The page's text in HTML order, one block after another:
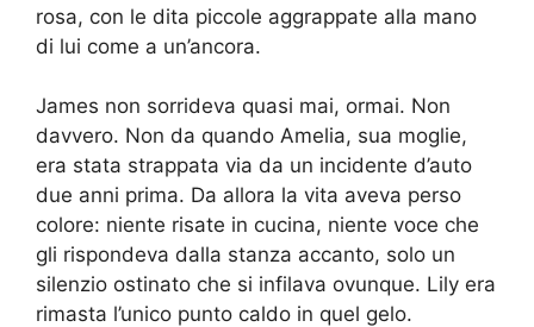
rosa, con le dita piccole aggrappate alla mano
di lui come a un’ancora.
James non sorrideva quasi mai, ormai. Non
davvero. Non da quando Amelia, sua moglie,
era stata strappata via da un incidente d’auto
due anni prima. Da allora la vita aveva perso
colore: niente risate in cucina, niente voce che
gli rispondeva dalla stanza accanto, solo un
silenzio ostinato che si infilava ovunque. Lily era
rimasta l’unico punto caldo in quel gelo.